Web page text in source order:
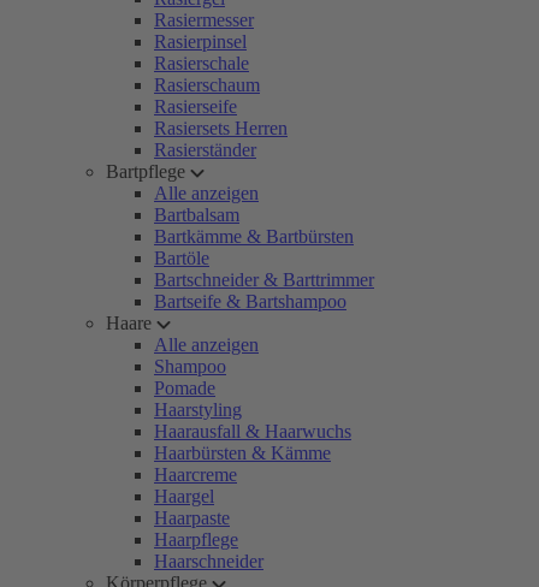
Rasiermesser
Rasierpinsel
Rasierschale
Rasierschaum
Rasierseife
Rasiersets Herren
Rasierständer
Bartpflege
Alle anzeigen
Bartbalsam
Bartkämme & Bartbürsten
Bartöle
Bartschneider & Barttrimmer
Bartseife & Bartshampoo
Haare
Alle anzeigen
Shampoo
Pomade
Haarstyling
Haarausfall & Haarwuchs
Haarbürsten & Kämme
Haarcreme
Haargel
Haarpaste
Haarpflege
Haarschneider
Körperpflege